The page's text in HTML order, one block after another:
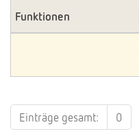
Einträge gesamt: 0